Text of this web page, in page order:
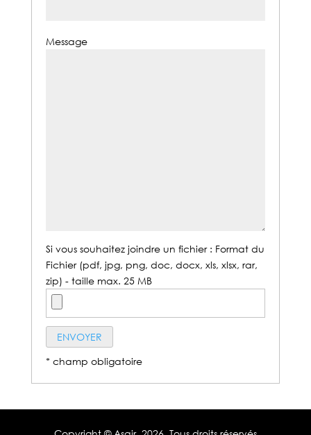
Message
Si vous souhaitez joindre un fichier : Format du
Fichier (pdf, jpg, png, doc, docx, xls, xlsx, rar,
zip) - taille max. 25 MB
* champ obligatoire